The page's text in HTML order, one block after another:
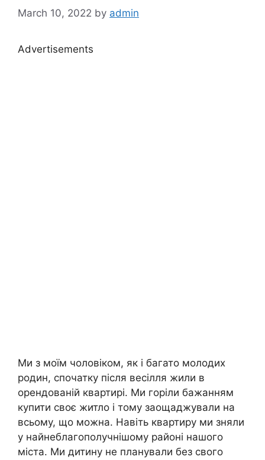
March 10, 2022 by admin
Advertisements
Ми з моїм чоловіком, як і багато молодих
родин, спочатку після весілля жили в
орендованій квартирі. Ми горіли бажанням
купити своє житло і тому заощаджували на
всьому, що можна. Навіть квартиру ми зняли
у найнеблагополучнішому районі нашого
міста. Ми дитину не планували без свого